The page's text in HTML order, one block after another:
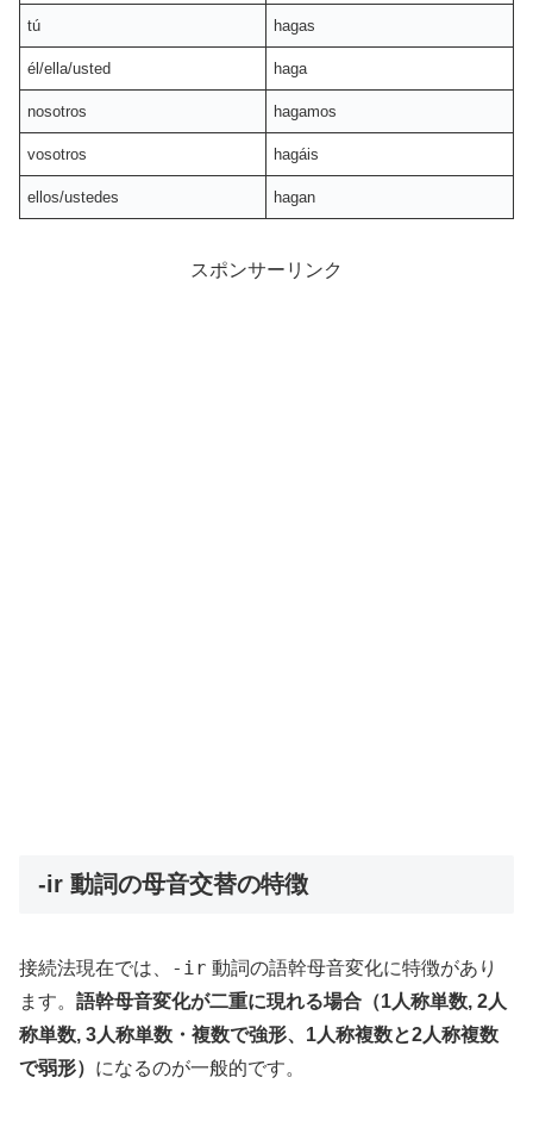
tú hagas
él/ella/usted haga
nosotros hagamos
vosotros hagáis
ellos/ustedes hagan
スポンサーリンク
-ir 動詞の母音交替の特徴
接続法現在では、 -ir 動詞の語幹母音変化に特徴があり
ます。 語幹母音変化が二重に現れる場合（1人称単数, 2人
称単数, 3人称単数・複数で強形、1人称複数と2人称複数
で弱形） になるのが一般的です。